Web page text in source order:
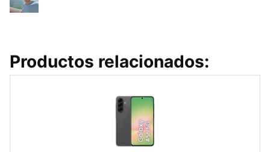
Productos relacionados: